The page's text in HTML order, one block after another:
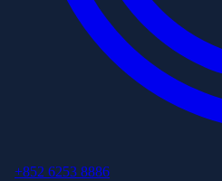
+852 6253 8886